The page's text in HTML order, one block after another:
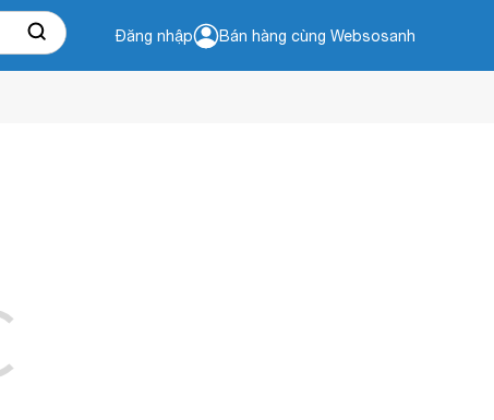
Đăng nhập Bán hàng cùng Websosanh